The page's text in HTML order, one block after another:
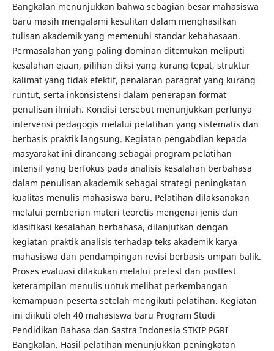
Bangkalan menunjukkan bahwa sebagian besar mahasiswa
baru masih mengalami kesulitan dalam menghasilkan
tulisan akademik yang memenuhi standar kebahasaan.
Permasalahan yang paling dominan ditemukan meliputi
kesalahan ejaan, pilihan diksi yang kurang tepat, struktur
kalimat yang tidak efektif, penalaran paragraf yang kurang
runtut, serta inkonsistensi dalam penerapan format
penulisan ilmiah. Kondisi tersebut menunjukkan perlunya
intervensi pedagogis melalui pelatihan yang sistematis dan
berbasis praktik langsung. Kegiatan pengabdian kepada
masyarakat ini dirancang sebagai program pelatihan
intensif yang berfokus pada analisis kesalahan berbahasa
dalam penulisan akademik sebagai strategi peningkatan
kualitas menulis mahasiswa baru. Pelatihan dilaksanakan
melalui pemberian materi teoretis mengenai jenis dan
klasifikasi kesalahan berbahasa, dilanjutkan dengan
kegiatan praktik analisis terhadap teks akademik karya
mahasiswa dan pendampingan revisi berbasis umpan balik.
Proses evaluasi dilakukan melalui pretest dan posttest
keterampilan menulis untuk melihat perkembangan
kemampuan peserta setelah mengikuti pelatihan. Kegiatan
ini diikuti oleh 40 mahasiswa baru Program Studi
Pendidikan Bahasa dan Sastra Indonesia STKIP PGRI
Bangkalan. Hasil pelatihan menunjukkan peningkatan